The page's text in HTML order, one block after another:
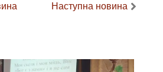
Наступна новина